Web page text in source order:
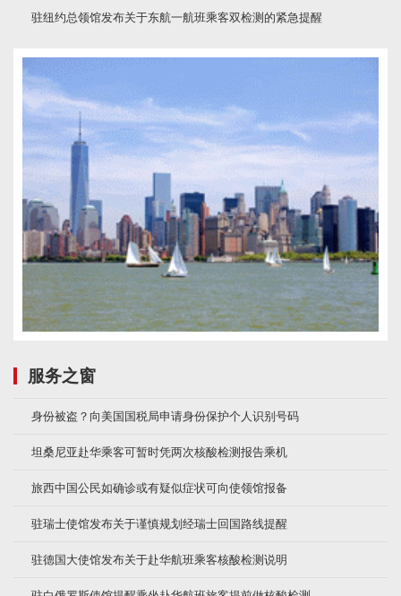
驻纽约总领馆发布关于东航一航班乘客双检测的紧急提醒
服务之窗
身份被盗？向美国国税局申请身份保护个人识别号码
坦桑尼亚赴华乘客可暂时凭两次核酸检测报告乘机
旅西中国公民如确诊或有疑似症状可向使领馆报备
驻瑞士使馆发布关于谨慎规划经瑞士回国路线提醒
驻德国大使馆发布关于赴华航班乘客核酸检测说明